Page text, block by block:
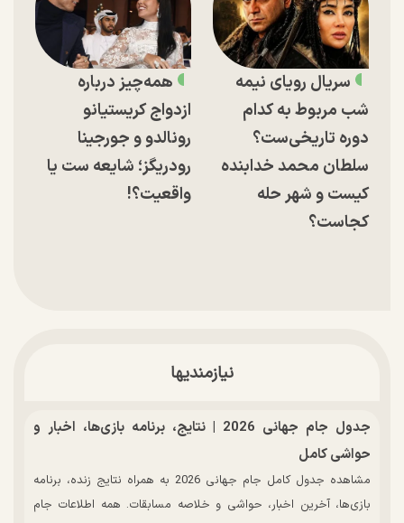
سریال رویای نیمه
شب مربوط به کدام
دوره تاریخی‌ست؟
سلطان محمد خدابنده
کیست و شهر حله
کجاست؟
همه‌چیز درباره
ازدواج کریستیانو
رونالدو و جورجینا
رودریگز؛ شایعه ست یا
واقعیت؟!
نیازمندیها
جدول جام جهانی 2026 | نتایج، برنامه بازی‌ها، اخبار و
حواشی کامل
مشاهده جدول کامل جام جهانی 2026 به همراه نتایج زنده، برنامه
بازی‌ها، آخرین اخبار، حواشی و خلاصه مسابقات. همه اطلاعات جام